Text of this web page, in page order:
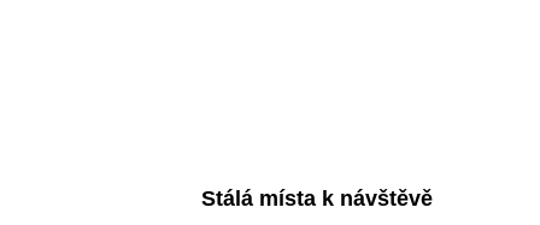
Stálá místa k návštěvě